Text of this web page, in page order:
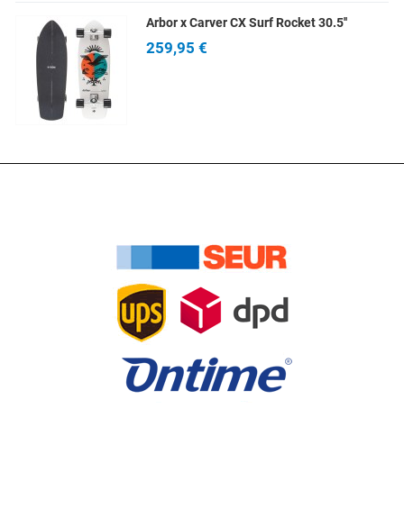
Arbor x Carver CX Surf Rocket 30.5''
259,95 €